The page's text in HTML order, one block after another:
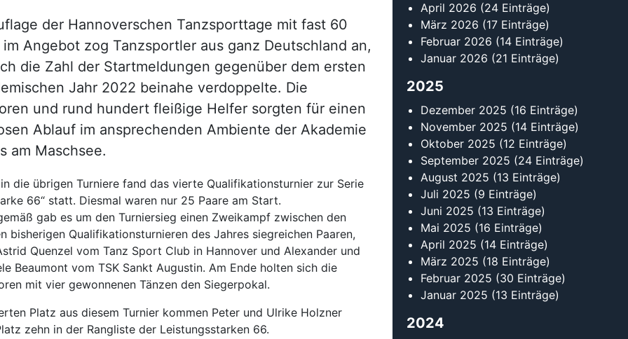
der Hannoverschen Tanzsporttage mit fast 60
Angebot zog Tanzsportler aus ganz Deutschland an,
die Zahl der Startmeldungen gegenüber dem ersten
Jahr 2022 beinahe verdoppelte. Die
und rund hundert fleißige Helfer sorgten für einen
Ablauf im ansprechenden Ambiente der Akademie
am Maschsee.
die übrigen Turniere fand das vierte Qualifikationsturnier zur Serie
66“ statt. Diesmal waren nur 25 Paare am Start.
gab es um den Turniersieg einen Zweikampf zwischen den
bisherigen Qualifikationsturnieren des Jahres siegreichen Paaren,
Quenzel vom Tanz Sport Club in Hannover und Alexander und
Beaumont vom TSK Sankt Augustin. Am Ende holten sich die
mit vier gewonnenen Tänzen den Siegerpokal.
Platz aus diesem Turnier kommen Peter und Ulrike Holzner
zehn in der Rangliste der Leistungsstarken 66.
April 2026 (24 Einträge)
März 2026 (17 Einträge)
Februar 2026 (14 Einträge)
Januar 2026 (21 Einträge)
2025
Dezember 2025 (16 Einträge)
November 2025 (14 Einträge)
Oktober 2025 (12 Einträge)
September 2025 (24 Einträge)
August 2025 (13 Einträge)
Juli 2025 (9 Einträge)
Juni 2025 (13 Einträge)
Mai 2025 (16 Einträge)
April 2025 (14 Einträge)
März 2025 (18 Einträge)
Februar 2025 (30 Einträge)
Januar 2025 (13 Einträge)
2024